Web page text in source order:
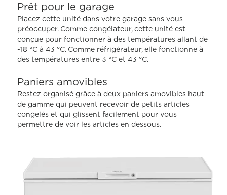
Prêt pour le garage
Placez cette unité dans votre garage sans vous
préoccuper. Comme congélateur, cette unité est
conçue pour fonctionner à des températures allant de
-18 °C à 43 °C. Comme réfrigérateur, elle fonctionne à
des températures entre 3 °C et 43 °C.
Paniers amovibles
Restez organisé grâce à deux paniers amovibles haut
de gamme qui peuvent recevoir de petits articles
congelés et qui glissent facilement pour vous
permettre de voir les articles en dessous.